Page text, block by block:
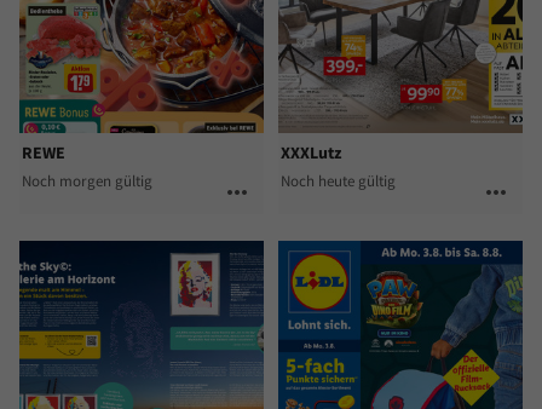
REWE
Noch morgen gültig more_horiz
XXXLutz
Noch heute gültig more_horiz